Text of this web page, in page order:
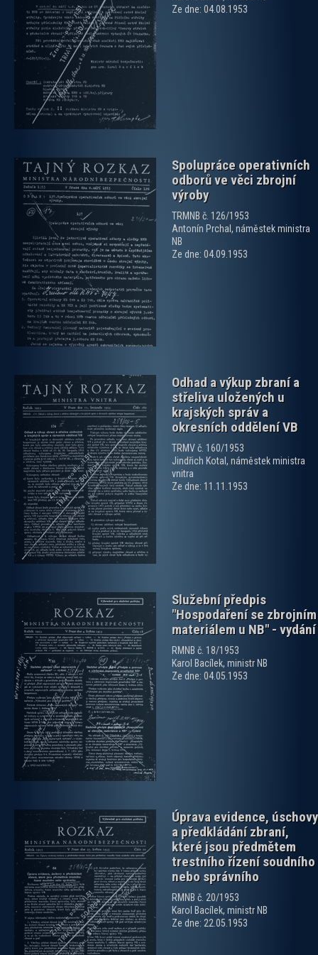
Ze dne: 04.08.1953
Spolupráce operativních
odborů ve věci zbrojní
výroby
TRMNB č. 126/1953
Antonín Prchal, náměstek ministra
NB
Ze dne: 04.09.1953
zobrazit PDF dokument
Odhad a výkup zbraní a
střeliva uložených u
krajských správ a
okresních oddělení VB
TRMV č. 160/1953
Jindřich Kotal, náměstek ministra
vnitra
Ze dne: 11.11.1953
zobrazit PDF dokument
Služební předpis
"Hospodaření se zbrojním
materiálem u NB" - vydání
RMNB č. 18/1953
Karol Bacílek, ministr NB
Ze dne: 04.05.1953
zobrazit PDF dokument
Úprava evidence, úschovy
a předkládání zbraní,
které jsou předmětem
trestního řízení soudního
nebo správního
RMNB č. 20/1953
Karol Bacílek, ministr NB
Ze dne: 22.05.1953
zobrazit PDF dokument
zobrazit PDF dokument